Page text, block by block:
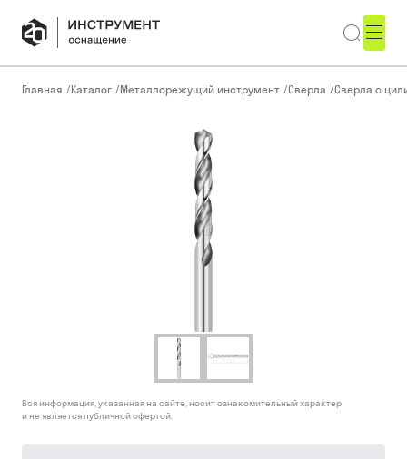
Главная /Каталог /Металлорежущий инструмент /Сверла /Сверла с
Вся информация, указанная на сайте, носит ознакомительный характер
и не является публичной офертой.